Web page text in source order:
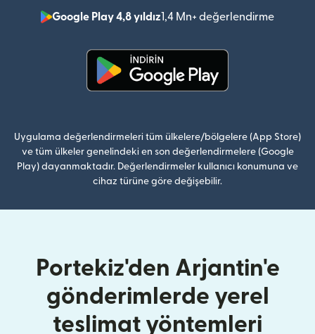
Google Play 4,8 yıldız1,4 Mn+ değerlendirme
Uygulama değerlendirmeleri tüm ülkelere/bölgelere (App Store)
ve tüm ülkeler genelindeki en son değerlendirmelere (Google
Play) dayanmaktadır. Değerlendirmeler kullanıcı konumuna ve
cihaz türüne göre değişebilir.
Portekiz'den Arjantin'e
gönderimlerde yerel
teslimat yöntemleri